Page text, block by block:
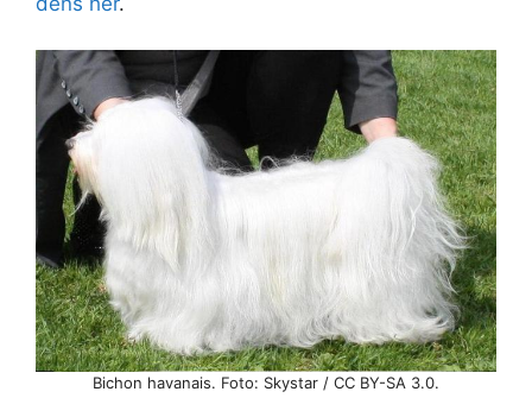
Bichon havanais. Foto: Skystar / CC BY-SA 3.0.